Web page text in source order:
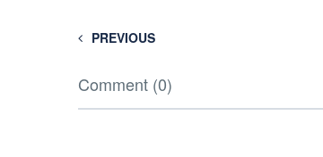
PREVIOUS
Comment (0)